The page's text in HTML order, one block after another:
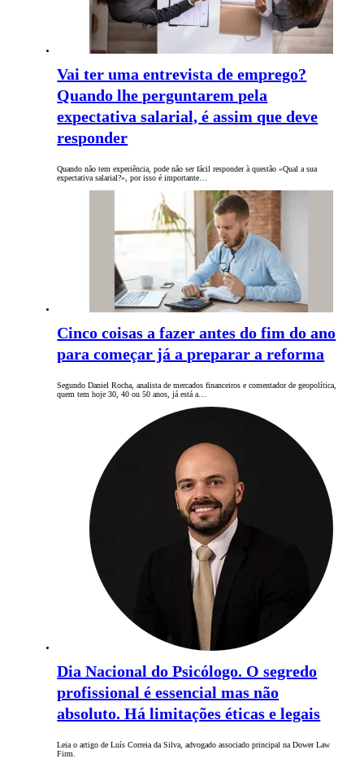
Vai ter uma entrevista de emprego?
Quando lhe perguntarem pela
expectativa salarial, é assim que deve
responder
Quando não tem experiência, pode não ser fácil responder à questão «Qual a sua
expectativa salarial?», por isso é importante…
Cinco coisas a fazer antes do fim do ano
para começar já a preparar a reforma
Segundo Daniel Rocha, analista de mercados financeiros e comentador de geopolítica,
quem tem hoje 30, 40 ou 50 anos, já está a…
Dia Nacional do Psicólogo. O segredo
profissional é essencial mas não
absoluto. Há limitações éticas e legais
Leia o artigo de Luís Correia da Silva, advogado associado principal na Dower Law
Firm.